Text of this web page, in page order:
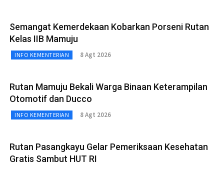
Semangat Kemerdekaan Kobarkan Porseni Rutan
Kelas IIB Mamuju
INFO KEMENTERIAN 8 Agt 2026
Rutan Mamuju Bekali Warga Binaan Keterampilan
Otomotif dan Ducco
INFO KEMENTERIAN 8 Agt 2026
Rutan Pasangkayu Gelar Pemeriksaan Kesehatan
Gratis Sambut HUT RI